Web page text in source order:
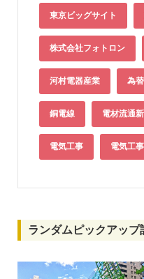
東京ビッグサイト
株式会社フォトロン
河村電器産業 為替
銅電線 電材流通
電気工事 電気工
ランダムピックアップ